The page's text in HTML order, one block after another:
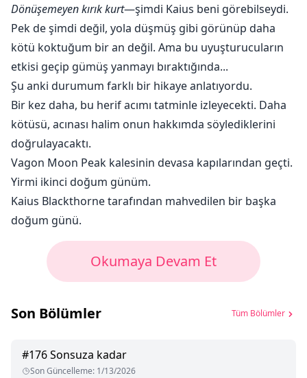
Dönüşemeyen kırık kurt—şimdi Kaius beni görebilseydi.
Pek de şimdi değil, yola düşmüş gibi görünüp daha
kötü koktuğum bir an değil. Ama bu uyuşturucuların
etkisi geçip gümüş yanmayı bıraktığında...
Şu anki durumum farklı bir hikaye anlatıyordu.
Bir kez daha, bu herif acımı tatminle izleyecekti. Daha
kötüsü, acınası halim onun hakkımda söylediklerini
doğrulayacaktı.
Vagon Moon Peak kalesinin devasa kapılarından geçti.
Yirmi ikinci doğum günüm.
Kaius Blackthorne tarafından mahvedilen bir başka
doğum günü.
Okumaya Devam Et
Son Bölümler Tüm Bölümler
#176Sonsuza kadar
Son Güncelleme: 1/13/2026